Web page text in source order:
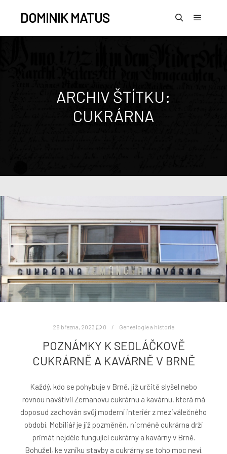
DOMINIK MATUS
ARCHIV ŠTÍTKU:
CUKRÁRNA
28 března, 2023 0 Genealogie a historie
POZNÁMKY K SEDLÁČKOVĚ
CUKRÁRNĚ A KAVÁRNĚ V BRNĚ
Každý, kdo se pohybuje v Brně, již určitě slyšel nebo
rovnou navštívil Zemanovu cukrárnu a kavárnu, která má
doposud zachován svůj moderní interiér z meziválečného
období. Mobiliář je již pozměněn, nicméně cukrárna drží
primát nejdéle fungující cukrárny a kavárny v Brně.
Bohužel, ke vzniku stavby a cukrárny se toho moc neví.